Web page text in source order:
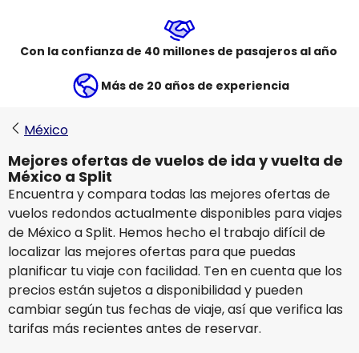
Con la confianza de 40 millones de pasajeros al año
Más de 20 años de experiencia
México
Mejores ofertas de vuelos de ida y vuelta de
México a Split
Encuentra y compara todas las mejores ofertas de
vuelos redondos actualmente disponibles para viajes
de México a Split. Hemos hecho el trabajo difícil de
localizar las mejores ofertas para que puedas
planificar tu viaje con facilidad. Ten en cuenta que los
precios están sujetos a disponibilidad y pueden
cambiar según tus fechas de viaje, así que verifica las
tarifas más recientes antes de reservar.